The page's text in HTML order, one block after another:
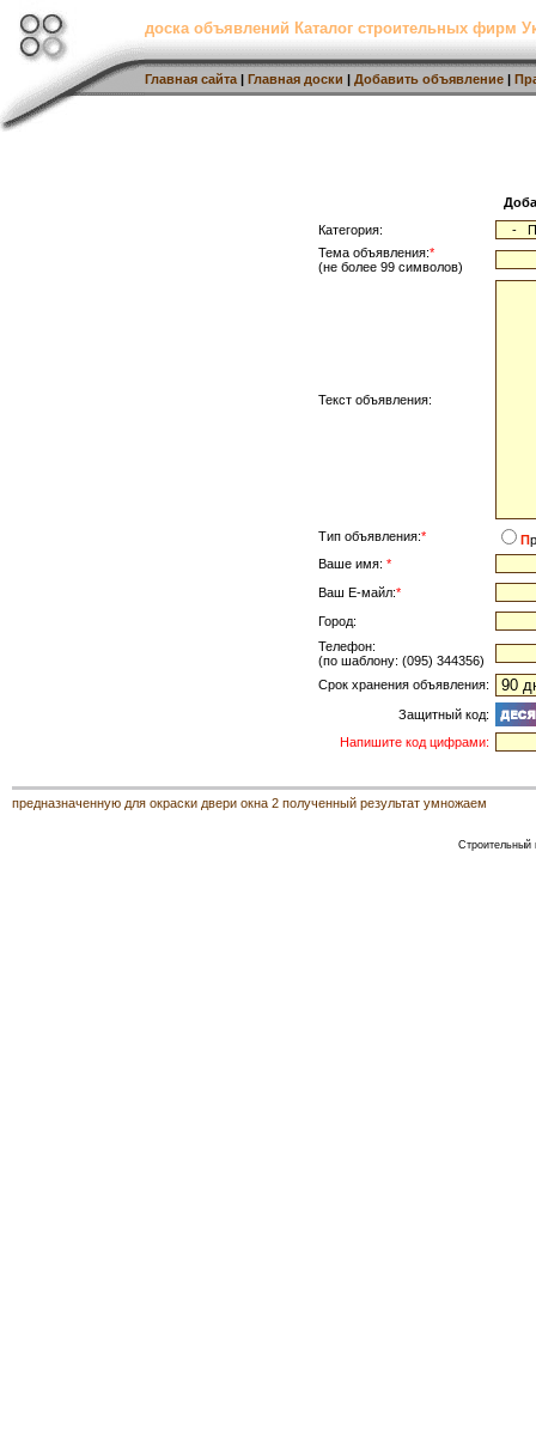
доска объявлений Каталог строительных фирм
Главная сайта | Главная доски | Добавить объявление |
Категория:
Тема объявления:*
(не более 99 символов)
Текст объявления:
Тип объявления:* П
Ваше имя: *
Ваш Е-майл:*
Город:
Телефон:
(по шаблону: (095) 344356)
Срок хранения объявления:
Защитный код:
Напишите код цифрами:
предназначенную для окраски двери окна 2 полученный результат умножаем
Строительный